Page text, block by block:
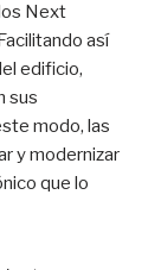
Next
así
edificio,
sus
modo, las
y modernizar
que lo